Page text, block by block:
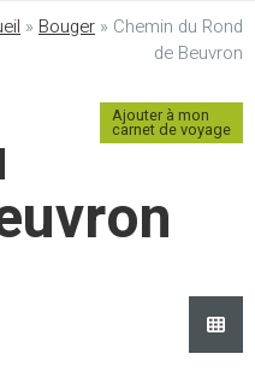
» Bouger » Chemin du Rond
de Beuvron
Ajouter à mon
carnet de voyage